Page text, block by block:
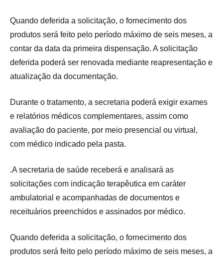
Quando deferida a solicitação, o fornecimento dos
produtos será feito pelo período máximo de seis meses, a
contar da data da primeira dispensação. A solicitação
deferida poderá ser renovada mediante reapresentação e
atualização da documentação.
Durante o tratamento, a secretaria poderá exigir exames
e relatórios médicos complementares, assim como
avaliação do paciente, por meio presencial ou virtual,
com médico indicado pela pasta.
.A secretaria de saúde receberá e analisará as
solicitações com indicação terapêutica em caráter
ambulatorial e acompanhadas de documentos e
receituários preenchidos e assinados por médico.
Quando deferida a solicitação, o fornecimento dos
produtos será feito pelo período máximo de seis meses, a